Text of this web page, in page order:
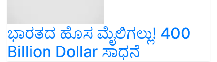
ಭಾರತದ ಹೊಸ ಮೈಲಿಗಲ್ಲು! 400
Billion Dollar ಸಾಧನೆ